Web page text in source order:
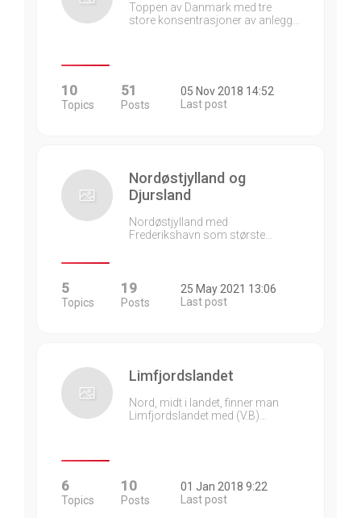
Toppen av Danmark med tre
store konsentrasjoner av anlegg…
10
Topics
51
Posts
05 Nov 2018 14:52
Last post
Nordøstjylland og
Djursland
Nordøstjylland med
Frederikshavn som største…
5
Topics
19
Posts
25 May 2021 13:06
Last post
Limfjordslandet
Nord, midt i landet, finner man
Limfjordslandet med (V.B)…
6
Topics
10
Posts
01 Jan 2018 9:22
Last post